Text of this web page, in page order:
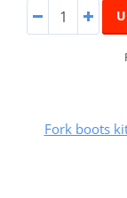
Fork boots